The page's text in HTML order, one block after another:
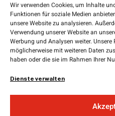
Wir verwenden Cookies, um Inhalte
Funktionen für soziale Medien
unsere Website zu analysieren.
Verwendung unserer Website an
Werbung und Analysen weiter.
möglicherweise mit weiteren Daten
haben oder die sie im Rahmen Ihrer
Dienste verwalten
+43 732